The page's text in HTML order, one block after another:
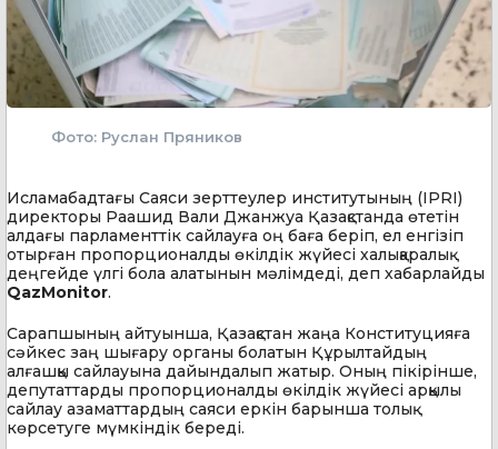
Фото: Руслан Пряников
Исламабадтағы Саяси зерттеулер институтының (IPRI)
директоры Раашид Вали Джанжуа Қазақстанда өтетін
алдағы парламенттік сайлауға оң баға беріп, ел енгізіп
отырған пропорционалды өкілдік жүйесі халықаралық
деңгейде үлгі бола алатынын мәлімдеді, деп хабарлайды
QazMonitor.
Сарапшының айтуынша, Қазақстан жаңа Конституцияға
сәйкес заң шығару органы болатын Құрылтайдың
алғашқы сайлауына дайындалып жатыр. Оның пікірінше,
депутаттарды пропорционалды өкілдік жүйесі арқылы
сайлау азаматтардың саяси еркін барынша толық
көрсетуге мүмкіндік береді.